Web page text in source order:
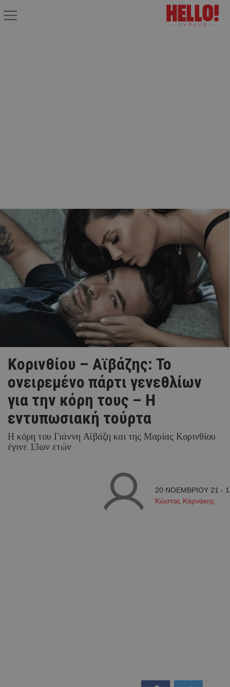
Κορινθίου – Αϊβάζης: Το
ονειρεμένο πάρτι γενεθλίων
για την κόρη τους – Η
εντυπωσιακή τούρτα
Η κόρη του Γιάννη Αϊβάζη και της Μαρίας Κορινθίου
έγινε 13ων ετών
20 ΝΟΕΜΒΡΙΟΥ 21 -
Κώστας Καρνάκης